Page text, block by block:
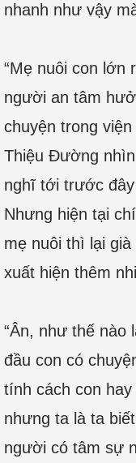
nhanh như vậy
“Mẹ nuôi con lớn
người an tâm
chuyện trong
Thiệu Đường
nghĩ tới trước
Nhưng hiện tại
mẹ nuôi thì lại
xuất hiện thêm
“Ân, như thế nào
đầu con có
tính cách con
nhưng ta là ta
người có tâm sự